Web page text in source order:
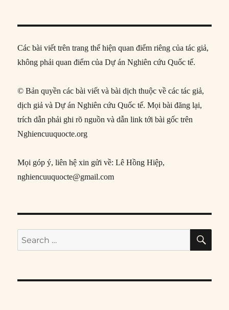
Các bài viết trên trang thể hiện quan điểm riêng của tác giả,
không phải quan điểm của Dự án Nghiên cứu Quốc tế.
© Bản quyền các bài viết và bài dịch thuộc về các tác giả,
dịch giả và Dự án Nghiên cứu Quốc tế. Mọi bài đăng lại,
trích dẫn phải ghi rõ nguồn và dẫn link tới bài gốc trên
Nghiencuuquocte.org
Mọi góp ý, liên hệ xin gửi về: Lê Hồng Hiệp,
nghiencuuquocte@gmail.com
Search
for: